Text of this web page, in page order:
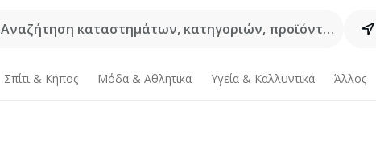
Αναζήτηση καταστημάτων, κατηγοριών, προϊόντων...
Σπίτι & Κήπος Μόδα & Aθλητικα Υγεία & Καλλυντικά Άλλος